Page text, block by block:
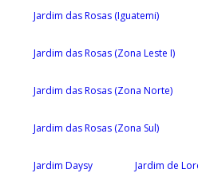
Jardim das Rosas (Iguatemi)
Jardim das Rosas (Zona Leste I)
Jardim das Rosas (Zona Norte)
Jardim das Rosas (Zona Sul)
Jardim Daysy Jardim de